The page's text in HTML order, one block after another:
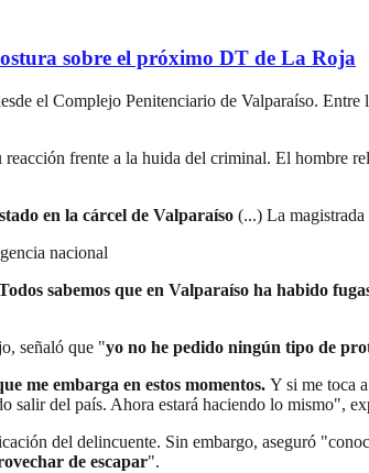
sobre el próximo DT de La Roja
el Complejo Penitenciario de Valparaíso.
frente a la huida del criminal. El hombre
en la cárcel de Valparaíso (...) La
nacional
sabemos que en Valparaíso ha habido
señaló que "yo no he pedido ningún tipo de
me embarga en estos momentos. Y si me toca
salir del país. Ahora estará haciendo lo mismo",
del delincuente. Sin embargo, aseguró
de escapar".